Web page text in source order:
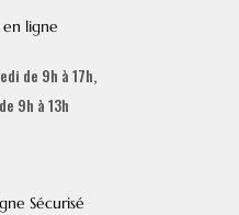
en ligne
de 9h à 17h,
9h à 13h
Sécurisé